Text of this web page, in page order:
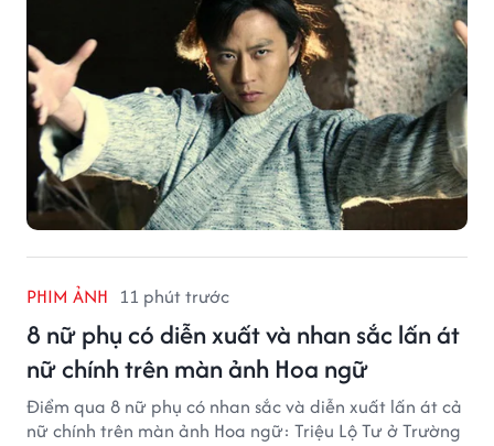
PHIM ẢNH 11 phút trước
8 nữ phụ có diễn xuất và nhan sắc lấn át
nữ chính trên màn ảnh Hoa ngữ
Điểm qua 8 nữ phụ có nhan sắc và diễn xuất lấn át cả
nữ chính trên màn ảnh Hoa ngữ: Triệu Lộ Tư ở Trường